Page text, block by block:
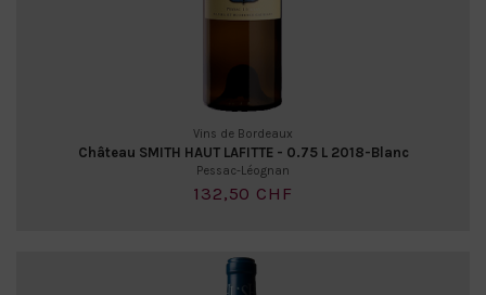
Vins de Bordeaux
Château SMITH HAUT LAFITTE - 0.75 L 2018-Blanc
Pessac-Léognan
132,50 CHF